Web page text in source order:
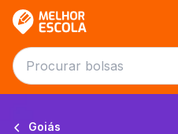
Goiás